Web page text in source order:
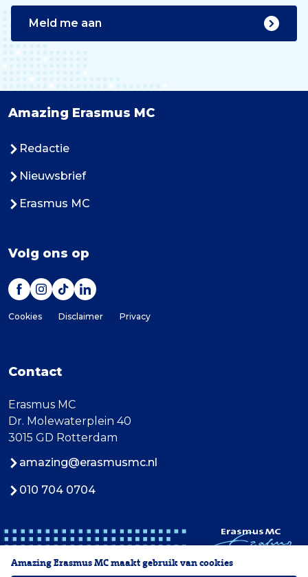
Meld me aan
Amazing Erasmus MC
Redactie
Nieuwsbrief
Erasmus MC
Volg ons op
Cookies Disclaimer Privacy
Contact
Erasmus MC
Dr. Molewaterplein 40
3015 GD Rotterdam
amazing@erasmusmc.nl
010 704 0704
Amazing Erasmus MC maakt gebruik van cookies